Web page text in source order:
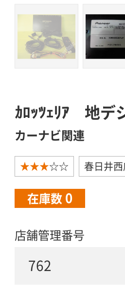
ｶﾛｯﾂｪﾘｱ 地デ
カーナビ関連
★★★☆☆ 春日井西
在庫数 0
店舗管理番号
762